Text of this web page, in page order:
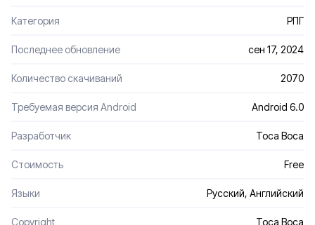
Категория РПГ
Последнее обновление сен 17, 2024
Количество скачиваний 2070
Требуемая версия Android Android 6.0
Разработчик Toca Boca
Стоимость Free
Языки Русский, Английский
Сopyright Toca Boca